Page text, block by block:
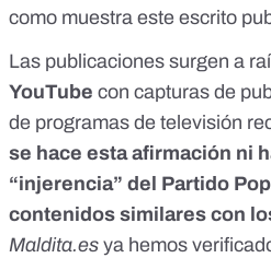
como muestra este escrito
Las publicaciones surgen a
YouTube con capturas de
de programas de televisión
se hace esta afirmación ni
“injerencia” del Partido
contenidos similares con
Maldita.es ya hemos